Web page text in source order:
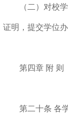
（二）对校
证明，提交学位
第四章 附 则
第二十条 各